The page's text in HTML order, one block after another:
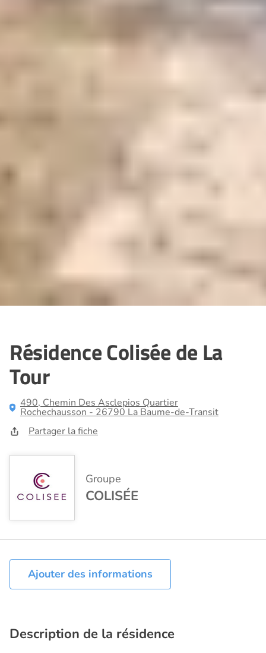
Résidence Colisée de La
Tour
490, Chemin Des Asclepios Quartier
Rochechausson - 26790 La Baume-de-Transit
Partager la fiche
Groupe
COLISÉE
Ajouter des informations
Description de la résidence